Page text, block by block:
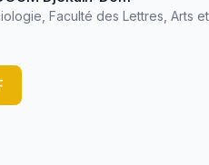
Faculté des Lettres, Arts